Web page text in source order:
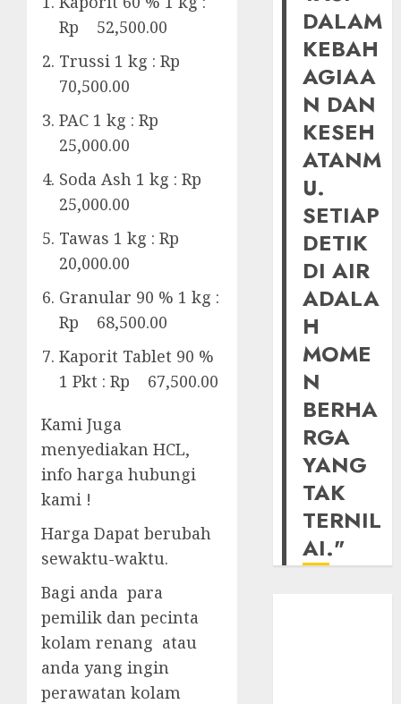
Rp 52,500.00
Trussi 1 kg : Rp
70,500.00
PAC 1 kg : Rp
25,000.00
Soda Ash 1 kg : Rp
25,000.00
Tawas 1 kg : Rp
20,000.00
Granular 90 % 1 kg :
Rp 68,500.00
Kaporit Tablet 90 %
1 Pkt : Rp 67,500.00
Kami Juga
menyediakan HCL,
info harga hubungi
kami !
Harga Dapat berubah
sewaktu-waktu.
Bagi anda para
pemilik dan pecinta
kolam renang atau
anda yang ingin
perawatan kolam
DALAM
KEBAH
AGIAA
N DAN
KESEH
ATANM
U.
SETIAP
DETIK
DI AIR
ADALA
H
MOME
N
BERHA
RGA
YANG
TAK
TERNIL
AI."